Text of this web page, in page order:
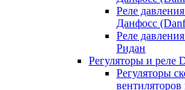
Реле
Данфосс
Реле
Ридан
Регуляторы и реле
Регуляторы
вентиляторов